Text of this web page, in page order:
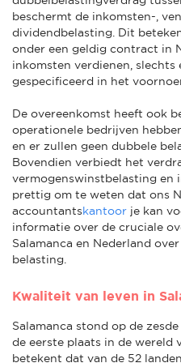
beschermt de inkomsten-,
dividendbelasting. Dit
onder een geldig contract in
inkomsten verdienen, slechts
gespecificeerd in het
De overeenkomst heeft ook
operationele bedrijven
en er zullen geen dubbele
Bovendien verbiedt het
vermogenswinstbelasting en
prettig om te weten dat ons
accountantskantoor je kan
informatie over de cruciale
Salamanca en Nederland
belasting.
Kwaliteit van leven in
Salamanca stond op de
de eerste plaats in de wereld
betekent dat van de 52